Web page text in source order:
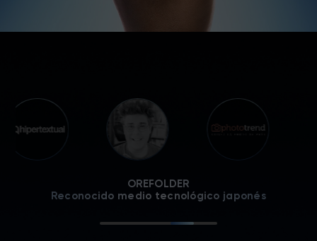
Fstoppers
Principal medio global de fotografía y vídeo